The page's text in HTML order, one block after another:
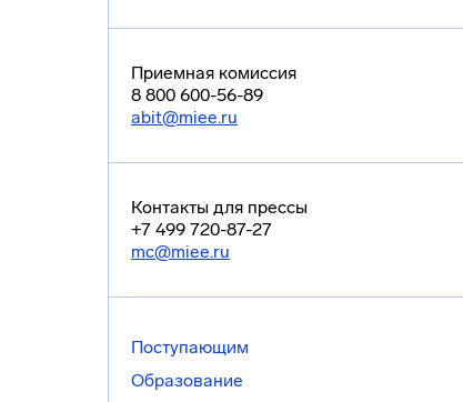
Приемная комиссия
8 800 600-56-89
abit@miee.ru
Контакты для прессы
+7 499 720-87-27
mc@miee.ru
Поступающим
Образование